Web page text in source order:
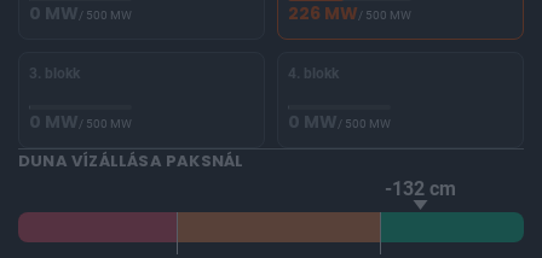
0 MW/ 500 MW 226 MW/ 500 MW
3. blokk
0 MW/ 500 MW
4. blokk
0 MW/ 500 MW
DUNA VÍZÁLLÁSA PAKSNÁL
-132 cm